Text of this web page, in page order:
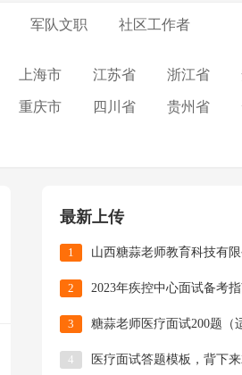
军队文职 社区工作者
上海市 江苏省 浙江省
重庆市 四川省 贵州省
最新上传
1 山西糖蒜老师教育科技有限
2
3
4 医疗面试答题模板，背下